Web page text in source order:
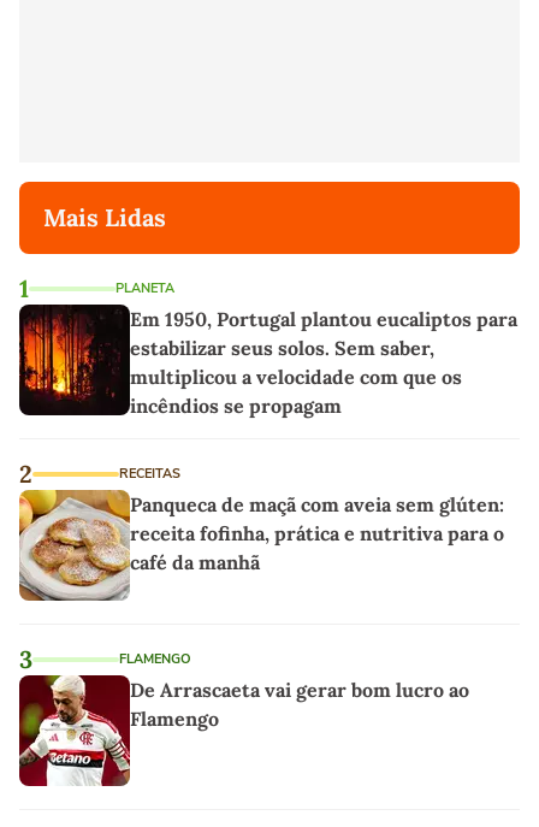
Mais Lidas
1 PLANETA
Em 1950, Portugal plantou eucaliptos para
estabilizar seus solos. Sem saber,
multiplicou a velocidade com que os
incêndios se propagam
2 RECEITAS
Panqueca de maçã com aveia sem glúten:
receita fofinha, prática e nutritiva para o
café da manhã
3 FLAMENGO
De Arrascaeta vai gerar bom lucro ao
Flamengo